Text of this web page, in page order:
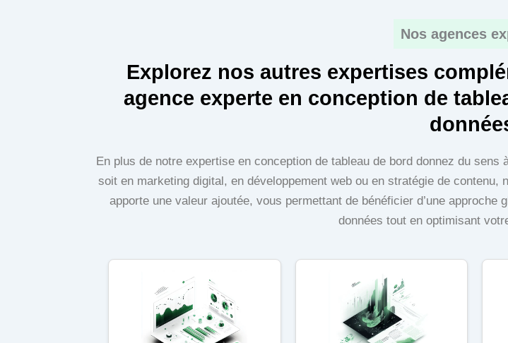
Nos agences
Explorez nos autres expertises
agence experte en conception de
En plus de notre expertise en conception de tableau de bord donnez du
soit en marketing digital, en développement web ou en stratégie de
apporte une valeur ajoutée, vous permettant de bénéficier d’une
données tout en optimisant